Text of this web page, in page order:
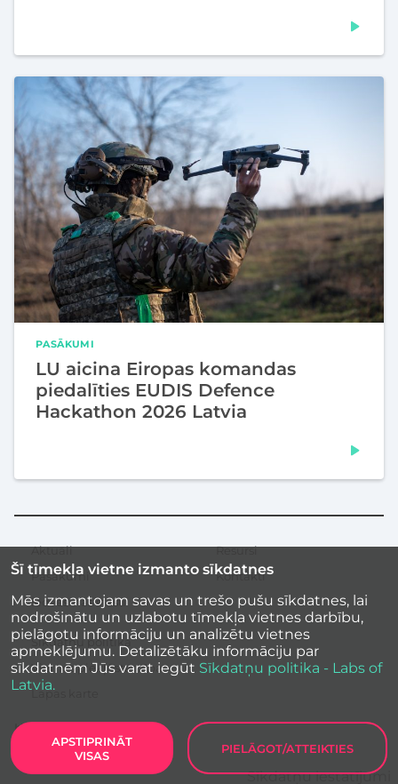
PASĀKUMI
LU aicina Eiropas komandas
piedalīties EUDIS Defence
Hackathon 2026 Latvia
Šī tīmekļa vietne izmanto sīkdatnes
Mēs izmantojam savas un trešo pušu sīkdatnes, lai
nodrošinātu un uzlabotu tīmekļa vietnes darbību,
pielāgotu informāciju un analizētu vietnes
apmeklējumu. Detalizētāku informāciju par
sīkdatnēm Jūs varat iegūt Sīkdatņu politika - Labs of
Latvia.
APSTIPRINĀT
VISAS
PIELĀGOT/ATTEIKTIES
Sīkdatņu iestatījumi
Labs of Latvia2026
Sekundārā
izvēlne
Aktuāli
Pasākumi
Iedvesmas stāsti
Resursi
Kontakti
Sīkdatņu politika
Vietnes piekļūstamība
Lapas karte